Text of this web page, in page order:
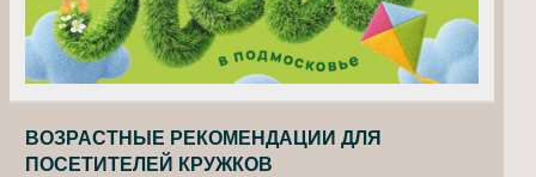
ВОЗРАСТНЫЕ РЕКОМЕНДАЦИИ ДЛЯ
ПОСЕТИТЕЛЕЙ КРУЖКОВ